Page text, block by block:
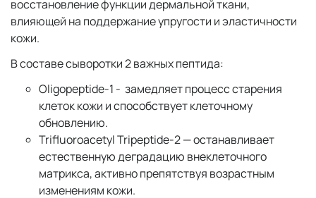
восстановление функции дермальной ткани,
влияющей на поддержание упругости и эластичности
кожи.
В составе сыворотки 2 важных пептида:
Oligopeptide-1 - замедляет процесс старения
клеток кожи и способствует клеточному
обновлению.
Trifluoroacetyl Tripeptide-2— останавливает
естественную деградацию внеклеточного
матрикса, активно препятствуя возрастным
изменениям кожи.